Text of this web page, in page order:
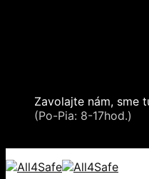
Zavolajte nám, sme
(Po-Pia: 8-17hod.)